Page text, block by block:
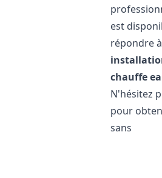
est
répondre
chauffe
N'hésitez
pour
sans